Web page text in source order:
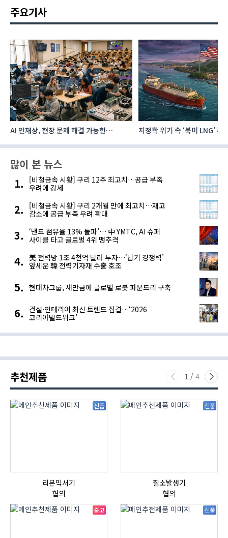
주요기사
AI 인재상, 현장 문제 해결 가능한
지정학 위기 속 ‘북미 LNG’
많이 본 뉴스
[비철금속 시황] 구리 12주 최고치…공급 부족
우려에 강세
[비철금속 시황] 구리 2개월 만에 최고치…재고
감소에 공급 부족 우려 확대
‘낸드 점유율 13% 돌파’… 中 YMTC, AI 슈퍼
사이클 타고 글로벌 4위 맹추격
美 전력망 1조 4천억 달러 투자…‘납기 경쟁력’
앞세운 韓 전력기자재 수출 호조
현대차그룹, 새만금에 글로벌 로봇 파운드리 구축
건설·인테리어 최신 트렌드 집결…‘2026
코리아빌드위크’
추천제품 1 / 4
신품
리본믹서기
협의
신품
질소발생기
협의
중고 신품